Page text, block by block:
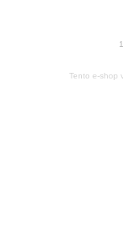
Tento e-shop